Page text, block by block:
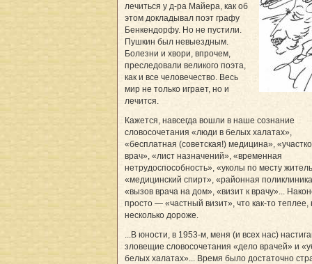
лечиться у д-ра Майера, как об
этом докладывал поэт графу
Бенкендорфу. Но не пустили.
Пушкин был невыездным.
Болезни и хвори, впрочем,
преследовали великого поэта,
как и все человечество. Весь
мир не только играет, но и
лечится.
Кажется, навсегда вошли в наше сознание
словосочетания «люди в белых халатах»,
«бесплатная (советская!) медицина»,
врач», «лист назначений», «временная
нетрудоспособность», «уколы по месту
«медицинский спирт», «районная
«вызов врача на дом», «визит к врачу»...
просто — «частный визит», что как-то теплее,
несколько дороже.
...В юности, в 1953-м, меня (и всех нас)
зловещие словосочетания «дело врачей» и
белых халатах»... Время было достаточно